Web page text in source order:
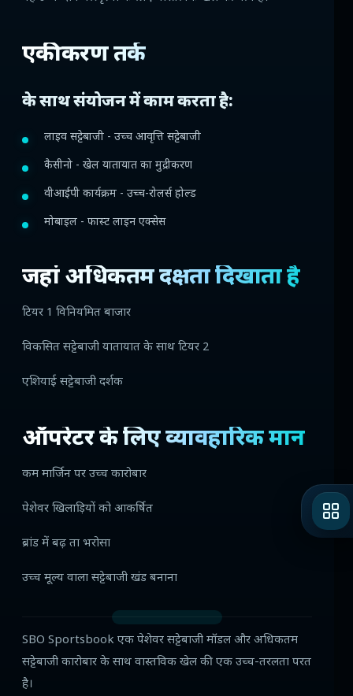
एकीकरण तर्क
के साथ संयोजन में काम करता है:
लाइव सट्टेबाजी - उच्च आवृत्ति सट्टेबाजी
कैसीनो - खेल यातायात का मुद्रीकरण
वीआईपी कार्यक्रम - उच्च-रोलर्स होल्ड
मोबाइल - फास्ट लाइन एक्सेस
जहां अधिकतम दक्षता दिखाता है
टियर 1 विनियमित बाजार
विकसित सट्टेबाजी यातायात के साथ टियर 2
एशियाई सट्टेबाजी दर्शक
ऑपरेटर के लिए व्यावहारिक मान
कम मार्जिन पर उच्च कारोबार
पेशेवर खिलाड़ियों को आकर्षित
ब्रांड में बढ़ ता भरोसा
उच्च मूल्य वाला सट्टेबाजी खंड बनाना
SBO Sportsbook एक पेशेवर सट्टेबाजी मॉडल और अधिकतम
सट्टेबाजी कारोबार के साथ वास्तविक खेल की एक उच्च-तरलता परत
है।